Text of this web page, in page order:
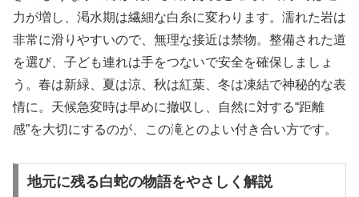
力が増し、渇水期は繊細な白糸に変わります。濡れた岩は
非常に滑りやすいので、無理な接近は禁物。整備された道
を選び、子ども連れは手をつないで安全を確保しましょ
う。春は新緑、夏は涼、秋は紅葉、冬は凍結で神秘的な表
情に。天候急変時は早めに撤収し、自然に対する“距離
感”を大切にするのが、この滝とのよい付き合い方です。
地元に残る白蛇の物語をやさしく解説